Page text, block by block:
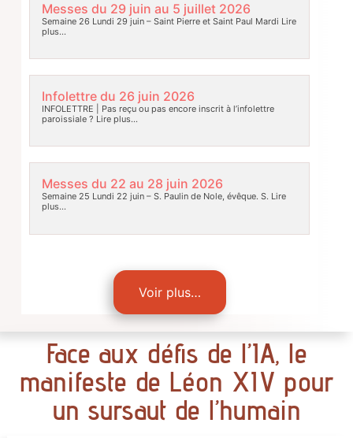
Messes du 29 juin au 5 juillet 2026
Semaine 26 Lundi 29 juin – Saint Pierre et Saint Paul Mardi Lire
plus…
Infolettre du 26 juin 2026
INFOLETTRE | Pas reçu ou pas encore inscrit à l’infolettre
paroissiale ? Lire plus…
Messes du 22 au 28 juin 2026
Semaine 25 Lundi 22 juin – S. Paulin de Nole, évêque. S. Lire
plus…
Voir plus…
Face aux défis de l’IA, le
manifeste de Léon XIV pour
un sursaut de l’humain